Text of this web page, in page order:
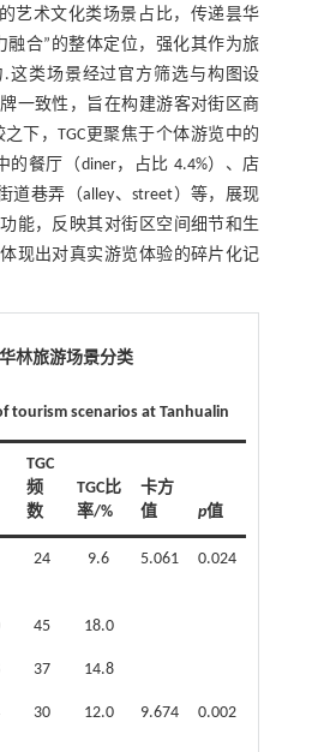
艺术文化类场景占比，传递昙华
融合”的整体定位，强化其作为旅
这类场景经过官方筛选与构图设
一致性，旨在构建游客对街区商
下，TGC更聚焦于个体游览中的
的餐厅（diner，占比 4.4%）、店
道巷弄（alley、street）等，展现
能，反映其对街区空间细节和生
现出对真实游览体验的碎片化记
林旅游场景分类
tourism scenarios at Tanhualin
TGC
频
数
TGC比
率/%
卡方
值
p值
24 9.6 5.061 0.024
45 18.0
37 14.8
30 12.0 9.674 0.002